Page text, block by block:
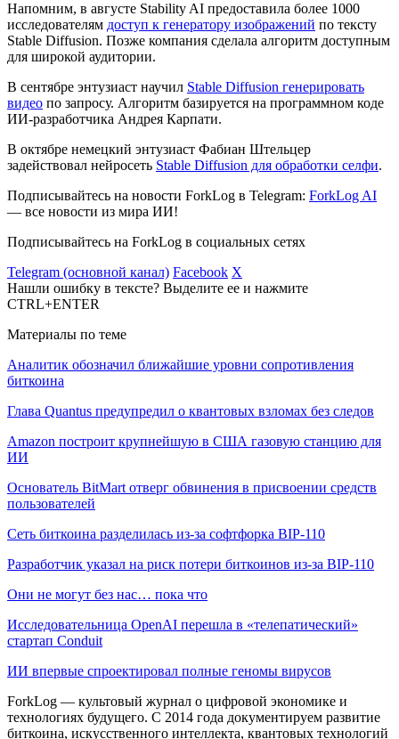
Напомним, в августе Stability AI предоставила более 1000
исследователям доступ к генератору изображений по тексту
Stable Diffusion. Позже компания сделала алгоритм доступным
для широкой аудитории.
В сентябре энтузиаст научил Stable Diffusion генерировать
видео по запросу. Алгоритм базируется на программном коде
ИИ-разработчика Андрея Карпати.
В октябре немецкий энтузиаст Фабиан Штельцер
задействовал нейросеть Stable Diffusion для обработки селфи.
Подписывайтесь на новости ForkLog в Telegram: ForkLog AI
— все новости из мира ИИ!
Подписывайтесь на ForkLog в социальных сетях
Telegram (основной канал) Facebook X
Нашли ошибку в тексте? Выделите ее и нажмите
CTRL+ENTER
Материалы по теме
Аналитик обозначил ближайшие уровни сопротивления
биткоина
Глава Quantus предупредил о квантовых взломах без следов
Amazon построит крупнейшую в США газовую станцию для
ИИ
Основатель BitMart отверг обвинения в присвоении средств
пользователей
Сеть биткоина разделилась из-за софтфорка BIP-110
Разработчик указал на риск потери биткоинов из-за BIP-110
Они не могут без нас… пока что
Исследовательница OpenAI перешла в «телепатический»
стартап Conduit
ИИ впервые спроектировал полные геномы вирусов
ForkLog — культовый журнал о цифровой экономике и
технологиях будущего. С 2014 года документируем развитие
биткоина, искусственного интеллекта, квантовых технологий